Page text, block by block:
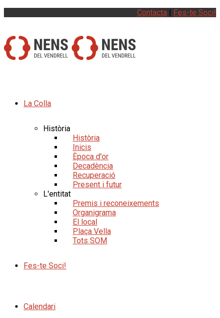
Contacta | Fes-te Soci!
La Colla
Història
Història
Inicis
Època d'or
Decadència
Recuperació
Present i futur
L'entitat
Premis i reconeixements
Organigrama
El local
Plaça Vella
Tots SOM
Fes-te Soci!
Calendari